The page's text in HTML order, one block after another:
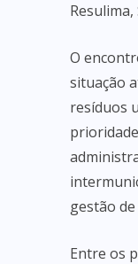
O
situação
resíduos
gestão
Entre os